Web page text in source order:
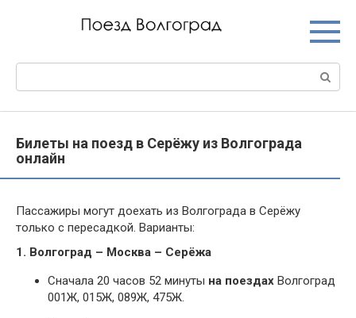
Билеты на поезд в Серёжу из Волгограда
онлайн
Пассажиры могут доехать из Волгограда в Серёжу
только с пересадкой. Варианты:
1. Волгоград – Москва – Серёжа
Сначала 20 часов 52 минуты на поездах Волгоград
001Ж, 015Ж, 089Ж, 475Ж.